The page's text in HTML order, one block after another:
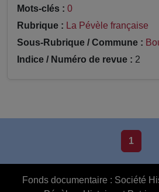
Mots-clés : 0
Rubrique : La Pévèle française
Sous-Rubrique / Commune :
Indice / Numéro de revue : 2
1
Fonds documentaire : Société